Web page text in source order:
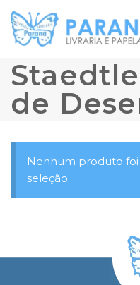
de
Nenhum produto
seleção.